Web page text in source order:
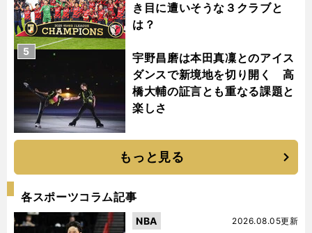
き目に遭いそうな３クラブと
は？
宇野昌磨は本田真凜とのアイス
ダンスで新境地を切り開く 高
橋大輔の証言とも重なる課題と
楽しさ
5
もっと見る
各スポーツコラム記事
2026.08.05更新
NBA